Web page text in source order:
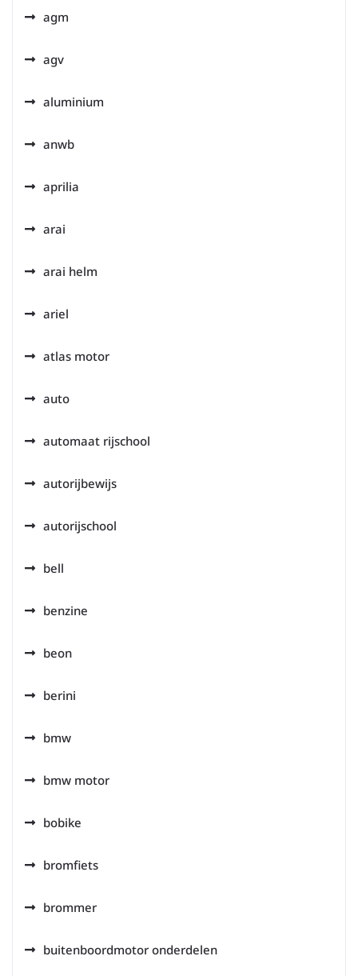
agm
agv
aluminium
anwb
aprilia
arai
arai helm
ariel
atlas motor
auto
automaat rijschool
autorijbewijs
autorijschool
bell
benzine
beon
berini
bmw
bmw motor
bobike
bromfiets
brommer
buitenboordmotor onderdelen